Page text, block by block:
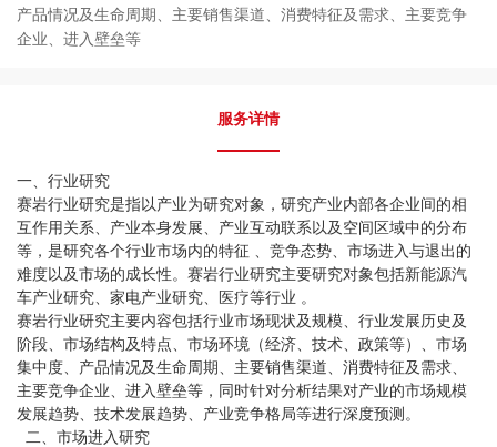
产品情况及生命周期、主要销售渠道、消费特征及需求、主要竞争
企业、进入壁垒等
服务详情
一、行业研究
赛岩行业研究是指以产业为研究对象，研究产业内部各企业间的相
互作用关系、产业本身发展、产业互动联系以及空间区域中的分布
等，是研究各个行业市场内的特征 、竞争态势、市场进入与退出的
难度以及市场的成长性。赛岩行业研究主要研究对象包括新能源汽
车产业研究、家电产业研究、医疗等行业 。
赛岩行业研究主要内容包括行业市场现状及规模、行业发展历史及
阶段、市场结构及特点、市场环境（经济、技术、政策等）、市场
集中度、产品情况及生命周期、主要销售渠道、消费特征及需求、
主要竞争企业、进入壁垒等，同时针对分析结果对产业的市场规模
发展趋势、技术发展趋势、产业竞争格局等进行深度预测。
二、市场进入研究